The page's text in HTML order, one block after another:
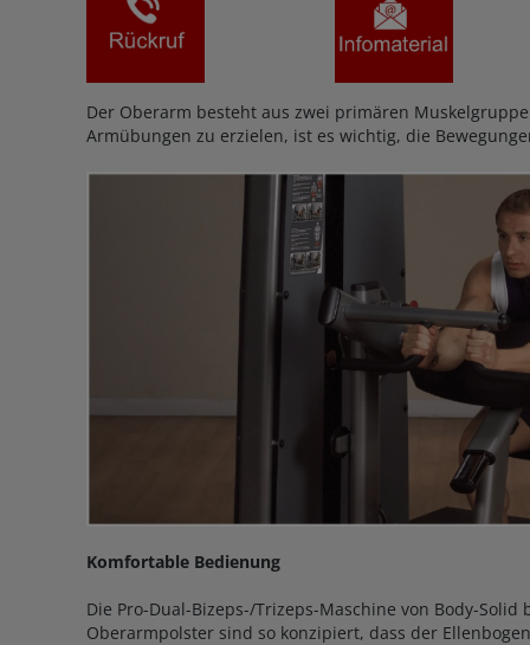
Der Oberarm besteht aus zwei primären
Armübungen zu erzielen, ist es wichtig, die
Komfortable Bedienung
Die Pro-Dual-Bizeps-/Trizeps-Maschine von Body-
Oberarmpolster sind so konzipiert, dass der